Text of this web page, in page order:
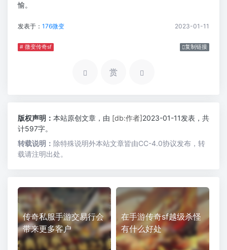
愉。
发表于： 176微变 2023-01-11
# 微变传奇sf 复制链接
赏
版权声明： 本站原创文章，由 [db:作者]2023-01-11发表，共
计597字。
转载说明： 除特殊说明外本站文章皆由CC-4.0协议发布，转
载请注明出处。
传奇私服手游交易行会
带来更多客户
在手游传奇sf越级杀怪
有什么好处